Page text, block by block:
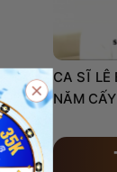
CA SĨ LÊ
NĂM